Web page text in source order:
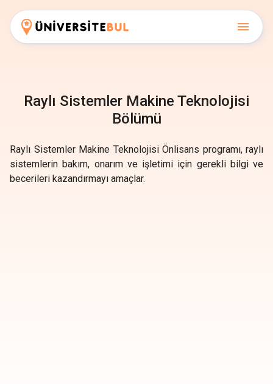
Raylı Sistemler Makine Teknolojisi
Bölümü
Raylı Sistemler Makine Teknolojisi Önlisans programı, raylı
sistemlerin bakım, onarım ve işletimi için gerekli bilgi ve
becerileri kazandırmayı amaçlar.